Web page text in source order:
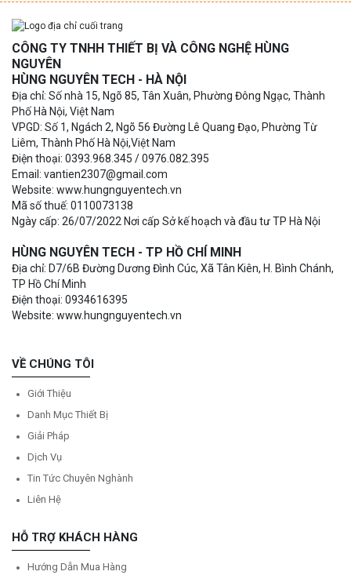
CÔNG TY TNHH THIẾT BỊ VÀ CÔNG NGHỆ HÙNG
NGUYÊN
HÙNG NGUYÊN TECH - HÀ NỘI
Địa chỉ: Số nhà 15, Ngõ 85, Tân Xuân, Phường Đông Ngạc, Thành
Phố Hà Nội, Việt Nam
VPGD: Số 1, Ngách 2, Ngõ 56 Đường Lê Quang Đạo, Phường Từ
Liêm, Thành Phố Hà Nội,Việt Nam
Điện thoại: 0393.968.345 / 0976.082.395
Email: vantien2307@gmail.com
Website: www.hungnguyentech.vn
Mã số thuế: 0110073138
Ngày cấp: 26/07/2022 Nơi cấp Sở kế hoạch và đầu tư TP Hà Nội
HÙNG NGUYÊN TECH - TP HỒ CHÍ MINH
Địa chỉ: D7/6B Đường Dương Đình Cúc, Xã Tân Kiên, H. Bình Chánh,
TP Hồ Chí Minh
Điện thoại: 0934616395
Website: www.hungnguyentech.vn
VỀ CHÚNG TÔI
Giới Thiệu
Danh Mục Thiết Bị
Giải Pháp
Dịch Vụ
Tin Tức Chuyên Nghành
Liên Hệ
HỖ TRỢ KHÁCH HÀNG
Hướng Dẫn Mua Hàng